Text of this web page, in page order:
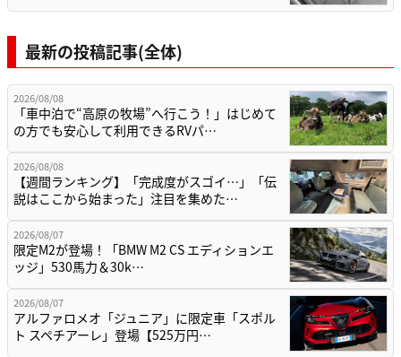
最新の投稿記事(全体)
2026/08/08
「車中泊で“高原の牧場”へ行こう！」はじめて
の方でも安心して利用できるRVパ…
2026/08/08
【週間ランキング】「完成度がスゴイ…」「伝
説はここから始まった」注目を集めた…
2026/08/07
限定M2が登場！「BMW M2 CS エディションエ
ッジ」530馬力＆30k…
2026/08/07
アルファロメオ「ジュニア」に限定車「スポル
ト スペチアーレ」登場【525万円…